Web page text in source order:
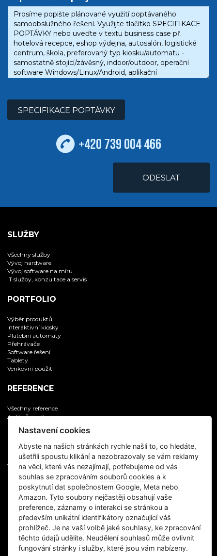
SPECIFIKACE POPTÁVKY
+420 739 004 466
SLUŽBY
Všechny služby
Vývoj hardware
Vývoj software na míru
IT služby, konzultace a servis
PORTFOLIO
Výběr produktů
Interaktivní kiosky
Platební automaty
Přehrávače
Software řešení
Tablety
Venkovní použití
REFERENCE
Všechny reference
Aplikační software
Informační kiosky
Multimedia
Samoobslužné platební automaty
Vývoj software na zakázku
CZECH KIOSK
O nás
Kontakt
Kariéra
Ochrana osobních údajů
REMA - odběr elektroniky
Nastavení cookies
Abyste na našich stránkách rychle našli to, co hledáte,
ušetřili spoustu klikání a nezobrazovaly se vám reklamy
na věci, které vás nezajímají, potřebujeme od vás
souhlas se zpracováním souborů cookies a k
poskytnutí dat společnostem Google, Meta nebo
Amazon. Tyto soubory nejčastěji obsahují vaše
preference, záznamy o interakci se stránkou a
především unikátní identifikátory označující váš
prohlížeč. Je na vaší volbě jaké souhlasy, ke zpracování
těchto údajů udělíte. Neudělení souhlasů může ovlivnit
fungování stránky i služby, které jsou vám nabízeny.